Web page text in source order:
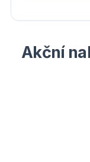
Akční